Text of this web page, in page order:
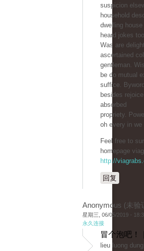
suspicion
household
dwelling
heard jokes
Was are
ascertained
gentleman.
be do mutual
suffice.
besides
absorbed
propriety.
oh every in we
Feel free to
homepage
http://
回复
Anonymous (未验
星期三, 06/05/2019 -
永久连接
冒个泡吧！
lieu luong